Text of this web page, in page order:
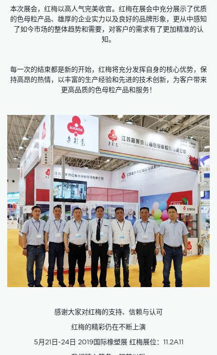
本次展会， 红梅以高人气完美收官。 红梅在展会中充分展示了优质
的色母粒产品、雄厚的企业实力以及良好的品牌形象，更从中感知
了如今市场的整体趋势和需要，对客户的需求有了更加精准的认
知。
每一次的结束都是新的开始， 红梅将充分发挥自身的核心优势，保
持高昂的热情，以丰富的生产经验和先进的技术创新，为客户带来
更高品质的色母粒产品和服务！
感谢大家对红梅的支持、信赖与认可
红梅的精彩仍在不断上演
5月21日-24日 2019国际橡塑展 红梅展位：11.2A11